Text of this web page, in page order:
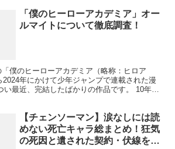
「僕のヒーローアカデミア」オー
ルマイトについて徹底調査！
僕のヒーローアカデミア（略称：ヒロア
2024年にかけて少年ジャンプで連載された漫
い最近、完結したばかりの作品です。 10年も
【チェンソーマン】涙なしには読
めない死亡キャラ総まとめ！狂気
の死因と遺された契約・伏線を徹